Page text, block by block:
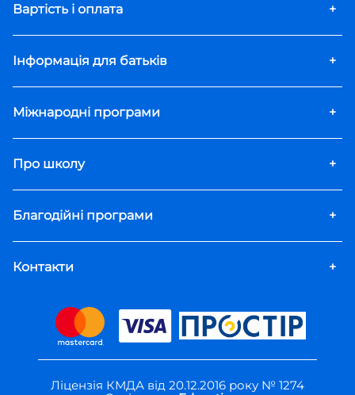
Вартість і оплата +
Інформація для батьків +
Міжнародні програми +
Про школу +
Благодійні програми +
Контакти +
Ліцензія КМДА від 20.12.2016 року № 1274